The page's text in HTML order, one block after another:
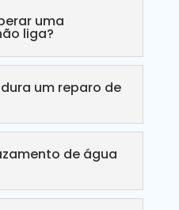
uma
liga?
um reparo de
de água